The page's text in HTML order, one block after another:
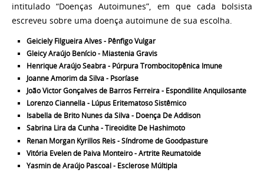
intitulado “Doenças Autoimunes”, em que cada bolsista
escreveu sobre uma doença autoimune de sua escolha.
Geiciely Filgueira Alves - Pênfigo Vulgar
Gleicy Araújo Benício - Miastenia Gravis
Henrique Araújo Seabra - Púrpura Trombocitopênica Imune
Joanne Amorim da Silva - Psoríase
João Victor Gonçalves de Barros Ferreira - Espondilite Anquilosante
Lorenzo Ciannella - Lúpus Eritematoso Sistêmico
Isabella de Brito Nunes da Silva - Doença De Addison
Sabrina Lira da Cunha - Tireoidite De Hashimoto
Renan Morgan Kyrillos Reis -Síndrome de Goodpasture
Vitória Evelen de Paiva Monteiro -Artrite Reumatoide
Yasmin de Araújo Pascoal - Esclerose Múltipla